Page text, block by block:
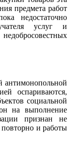
предмета работ
недостаточно
услуг и
антимонопольной
оспариваются,
социальной
на выполнение
признан не
повторно и работы